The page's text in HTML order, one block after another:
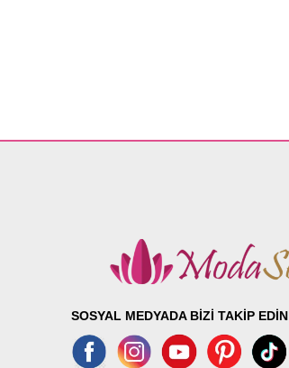
SOSYAL MEDYADA BİZİ TAKİP EDİN